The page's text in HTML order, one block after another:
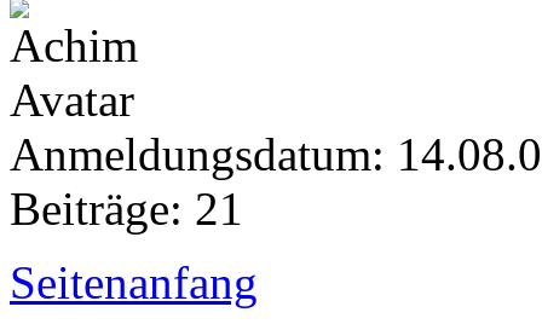
Anmeldungsdatum:
Beiträge: 21
Seitenanfang